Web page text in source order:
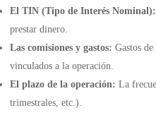
El TIN (Tipo de Interés Nominal):
prestar dinero.
Las comisiones y gastos: Gastos
vinculados a la operación.
El plazo de la operación: La
trimestrales, etc.).